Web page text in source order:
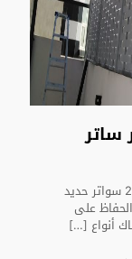
ساتر
سواتر حديد جدارية سعر المتر ساتر منزليه2021 سواتر حديد
على
أنواع […]